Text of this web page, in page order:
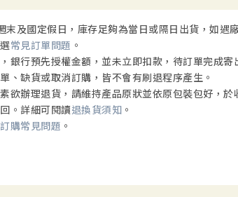
及國定假日，庫存足夠為當日或隔日出貨，如遇
常見訂單問題 。
銀行預先授權金額，並未立即扣款，待訂單完成
、缺貨或取消訂購，皆不會有刷退程序產生。
欲辦理退貨，請維持產品原狀並依原包裝包好，
。詳細可閱讀退換貨須知 。
購常見問題 。